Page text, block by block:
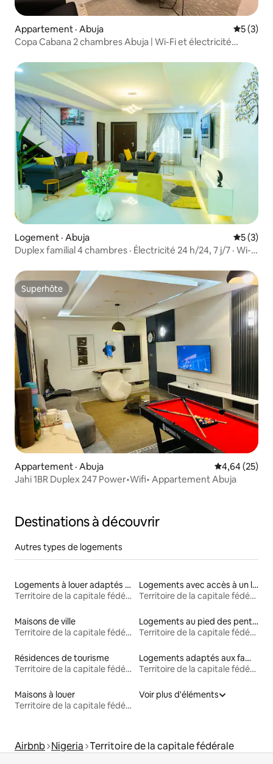
Appartement · Abuja Note
5 (3)
Copa Cabana 2 chambres Abuja | Wi-Fi et électricité
Logement · Abuja Note
5 (3)
Duplex familial 4 chambres · Électricité 24 h/24, 7 j/7 · Wi-Fi
Superhôte
Superhôte
Appartement · Abuja Note
4,64 (25)
Jahi 1BR Duplex 247 Power•Wifi• Appartement Abuja
Destinations à découvrir
Autres types de logements
Logements à louer adaptés aux animaux
Territoire de la capitale fédérale
Logements avec accès à un lac
Territoire de la capitale fédérale
Maisons de ville
Territoire de la capitale fédérale
Logements au pied des pentes à louer
Territoire de la capitale fédérale
Résidences de tourisme
Territoire de la capitale fédérale
Logements adaptés aux familles à louer
Territoire de la capitale fédérale
Maisons à louer
Territoire de la capitale fédérale
Voir plus d'éléments
Airbnb Nigeria Territoire de la capitale fédérale